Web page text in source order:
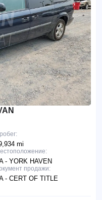
mi
- YORK HAVEN
продажи:
- CERT OF TITLE